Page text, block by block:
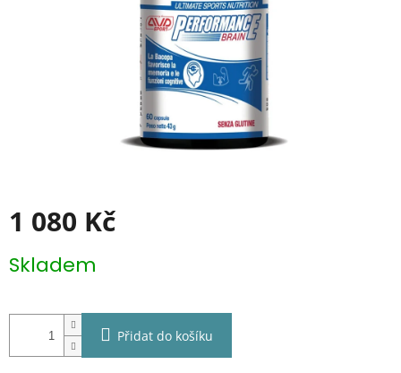
1 080 Kč
cena:
Skladem
Přidat do košíku